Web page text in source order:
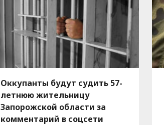
Оккупанты будут судить 57-
летнюю жительницу
Запорожской области за
комментарий в соцсети